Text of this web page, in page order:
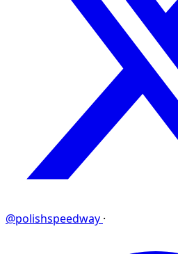
@polishspeedway ·